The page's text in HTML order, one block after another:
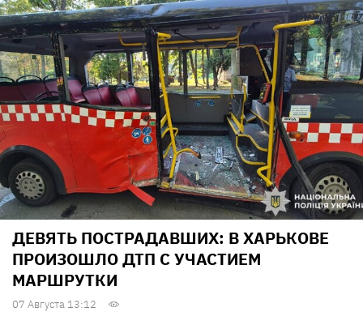
ДЕВЯТЬ ПОСТРАДАВШИХ: В ХАРЬКОВЕ
ПРОИЗОШЛО ДТП С УЧАСТИЕМ
МАРШРУТКИ
07 Августа 13:12